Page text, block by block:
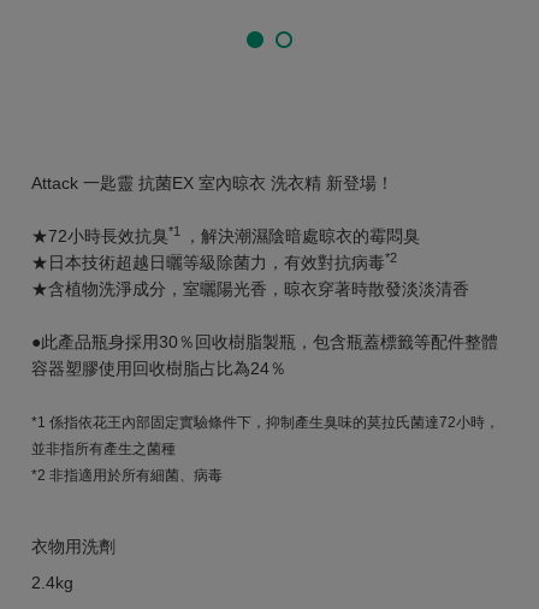
Attack 一匙靈 抗菌EX 室內晾衣 洗衣精 新登場！
★72小時長效抗臭*1
，解決潮濕陰暗處晾衣的霉悶臭
★日本技術超越日曬等級除菌力，有效對抗病毒*2
★含植物洗淨成分，室曬陽光香，晾衣穿著時散發淡淡清香
●此產品瓶身採用30％回收樹脂製瓶，包含瓶蓋標籤等配件整體
容器塑膠使用回收樹脂占比為24％
*1 係指依花王內部固定實驗條件下，抑制產生臭味的莫拉氏菌達72小時，
並非指所有產生之菌種
*2 非指適用於所有細菌、病毒
衣物用洗劑
2.4kg